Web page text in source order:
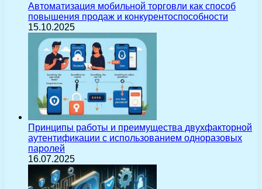
Автоматизация мобильной торговли как способ
повышения продаж и конкурентоспособности
15.10.2025
Принципы работы и преимущества двухфакторной
аутентификации с использованием одноразовых
паролей
16.07.2025